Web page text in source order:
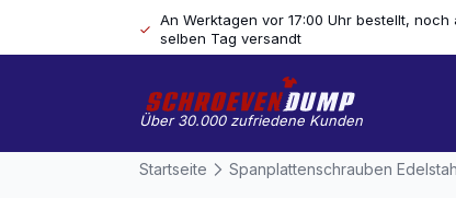
An Werktagen vor 17:00 Uhr bestellt, noch
selben Tag versandt
Über 30.000 zufriedene Kunden
Startseite Spanplattenschrauben